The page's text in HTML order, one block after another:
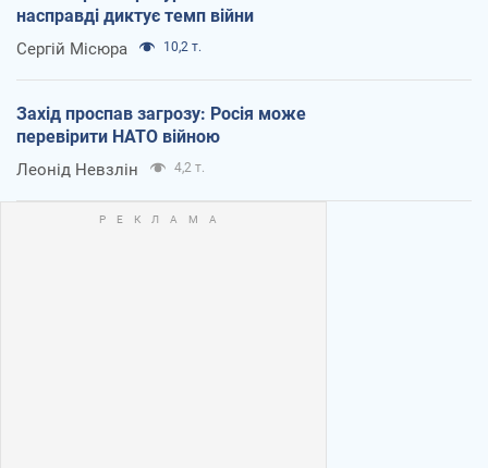
насправді диктує темп війни
Сергій Місюра 10,2 т.
Захід проспав загрозу: Росія може
перевірити НАТО війною
Леонід Невзлін 4,2 т.